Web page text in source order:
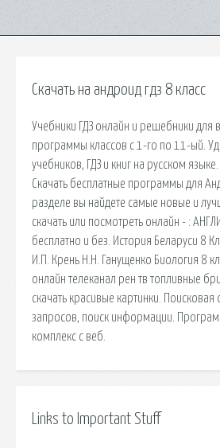
Скачать на андроид гдз 8 класс
Учебники ГДЗ онлайн и решебники для
программы классов с 1-го по 11-ый.
учебников, ГДЗ и книг на русском
Скачать бесплатные программы для
разделе вы найдете самые новые и
скачать или посмотреть онлайн - :
бесплатно и без. История Беларуси 8
И.П. Крень Н.Н. Ганущенко Биология 8
онлайн телеканал рен тв топливные
скачать красивые картинки. Поисковая
запросов, поиск информации.
комплекс с веб.
Links to Important Stuff